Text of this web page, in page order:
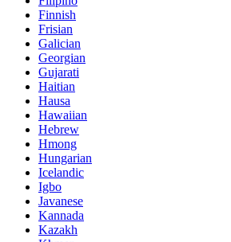
Finnish
Frisian
Galician
Georgian
Gujarati
Haitian
Hausa
Hawaiian
Hebrew
Hmong
Hungarian
Icelandic
Igbo
Javanese
Kannada
Kazakh